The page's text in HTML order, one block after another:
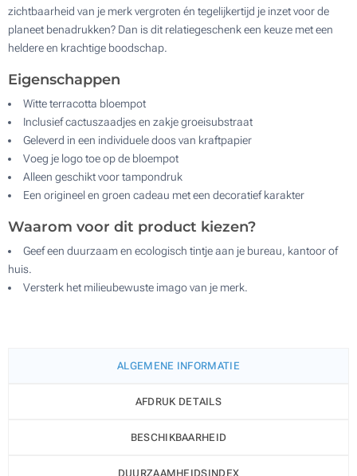
zichtbaarheid van je merk vergroten én tegelijkertijd je inzet voor de
planeet benadrukken? Dan is dit relatiegeschenk een keuze met een
heldere en krachtige boodschap.
Eigenschappen
Witte terracotta bloempot
Inclusief cactuszaadjes en zakje groeisubstraat
Geleverd in een individuele doos van kraftpapier
Voeg je logo toe op de bloempot
Alleen geschikt voor tampondruk
Een origineel en groen cadeau met een decoratief karakter
Waarom voor dit product kiezen?
Geef een duurzaam en ecologisch tintje aan je bureau, kantoor of
huis.
Versterk het milieubewuste imago van je merk.
ALGEMENE INFORMATIE
AFDRUK DETAILS
BESCHIKBAARHEID
DUURZAAMHEIDSINDEX